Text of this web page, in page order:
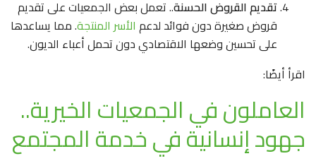
تقديم القروض الحسنة.. تعمل بعض الجمعيات على تقديم
قروض صغيرة دون فوائد لدعم الأسر المنتجة. مما يساعدها
على تحسين وضعها الاقتصادي دون تحمل أعباء الديون.
اقرأ أيضًا:
العاملون في الجمعيات الخيرية..
جهود إنسانية في خدمة المجتمع